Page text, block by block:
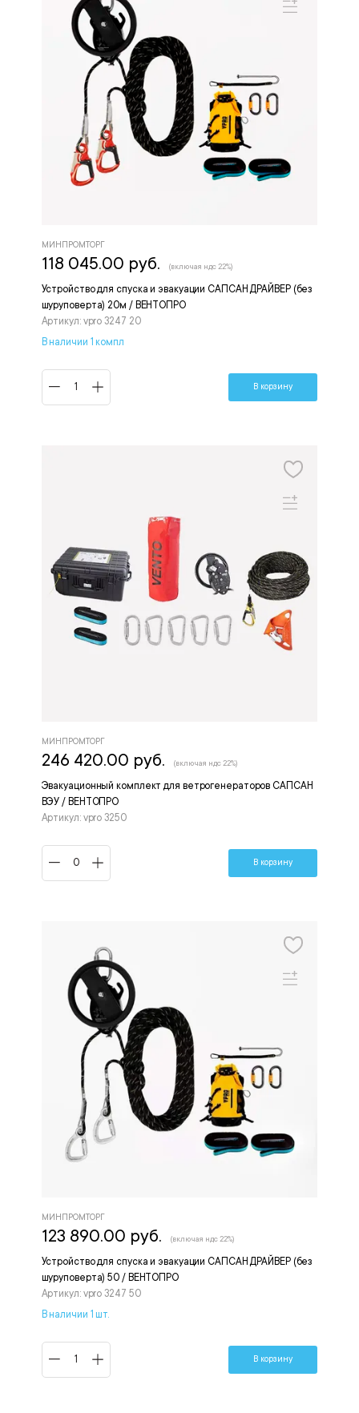
Устройство для спуска и эвакуации САПСАН ДРАЙВЕР (без
шуруповерта) 20м / ВЕНТОПРО
Артикул: vpro 3247 20
МИНПРОМТОРГ
118 045.00 руб. (включая ндс 22%)
В наличии 1 компл
В корзину
Эвакуационный комплект для ветрогенераторов САПСАН
ВЭУ / ВЕНТОПРО
Артикул: vpro 3250
МИНПРОМТОРГ
246 420.00 руб. (включая ндс 22%)
В корзину
Устройство для спуска и эвакуации САПСАН ДРАЙВЕР (без
шуруповерта) 50 / ВЕНТОПРО
Артикул: vpro 3247 50
МИНПРОМТОРГ
123 890.00 руб. (включая ндс 22%)
В наличии 1 шт.
В корзину